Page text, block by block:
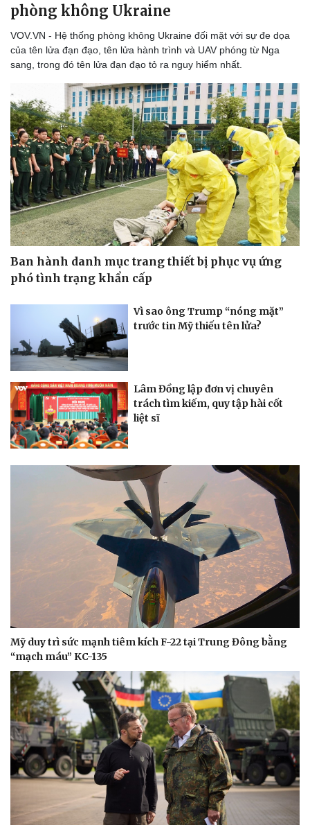
Thế giới
Hồ sơ
E-Magazine
Infographic
phòng không Ukraine
VOV.VN - Hệ thống phòng không Ukraine đối mặt với sự đe dọa
của tên lửa đạn đạo, tên lửa hành trình và UAV phóng từ Nga
sang, trong đó tên lửa đạn đạo tỏ ra nguy hiểm nhất.
Ban hành danh mục trang thiết bị phục vụ ứng
phó tình trạng khẩn cấp
Vì sao ông Trump “nóng mặt”
trước tin Mỹ thiếu tên lửa?
Lâm Đồng lập đơn vị chuyên
trách tìm kiếm, quy tập hài cốt
liệt sĩ
Mỹ duy trì sức mạnh tiêm kích F-22 tại Trung Đông bằng
“mạch máu” KC-135